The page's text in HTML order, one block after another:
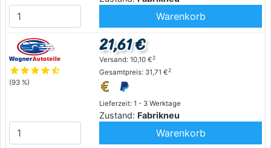
Warenkorb
starstarstarstarstar_half
(93 %)
Lieferzeit: 1 - 3 Werktage
Zustand: Fabrikneu
21,61 €
Versand: 10,10 €2
Gesamtpreis: 31,71 €2
Warenkorb